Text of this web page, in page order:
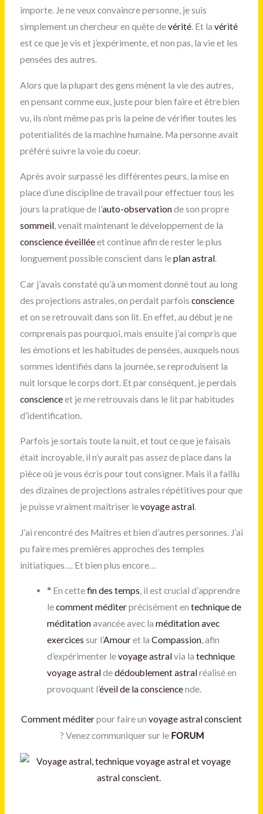
importe. Je ne veux convaincre personne, je suis
simplement un chercheur en quête devérité. Et la vérité
est ce que je vis et j’expérimente, et non pas, la vie et les
pensées des autres.
Alors que la plupart des gens mènent la vie des autres,
en pensant comme eux, juste pour bien faire et être bien
vu, ils n’ont même pas pris la peine de vérifier toutes les
potentialités de la machine humaine. Ma personne avait
préféré suivre la voie du coeur.
Après avoir surpassé les différentes peurs, la mise en
place d’une discipline de travail pour effectuer tous les
jours la pratique de l’auto-observationde son propre
sommeil, venait maintenant le développement de la
conscience éveilléeet continue afin de rester le plus
longuement possible conscient dans leplan astral.
Car j’avais constaté qu’à un moment donné tout au long
des projections astrales, on perdait parfois conscience
et on se retrouvait dans son lit. En effet, au début je ne
comprenais pas pourquoi, mais ensuite j’ai compris que
les émotions et les habitudes de pensées, auxquels nous
sommes identifiés dans la journée, se reproduisent la
nuit lorsque le corps dort. Et par conséquent, je perdais
conscienceet je me retrouvais dans le lit par habitudes
d’identification.
Parfois je sortais toute la nuit, et tout ce que je faisais
était incroyable, il n’y aurait pas assez de place dans la
pièce où je vous écris pour tout consigner. Mais il a falllu
des dizaines de projections astrales répétitives pour que
je puisse vraiment maîtriser levoyage astral.
J’ai rencontré des Maîtres et bien d’autres personnes. J’ai
pu faire mes premières approches des temples
initiatiques…. Et bien plus encore…
* En cettefin des temps, il est crucial d’apprendre
lecomment méditerprécisément entechnique de
méditationavancée avec laméditation avec
exercices sur l’Amouret laCompassion, afin
d’expérimenter levoyage astralvia latechnique
voyage astraldedédoublement astralréalisé en
provoquant l’éveil de la consciencende.
Comment méditerpour faire un voyage astralconscient
? Venez communiquer sur le FORUM